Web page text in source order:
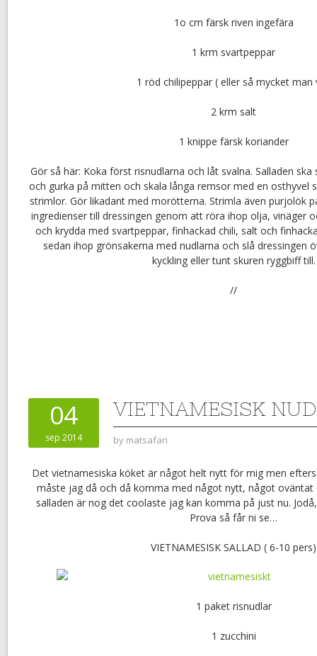
1o cm färsk riven ingefära
1 krm svartpeppar
1 röd chilipeppar ( eller så mycket man
2 krm salt
1 knippe färsk koriander
Gör så här: Koka först risnudlarna och låt svalna. Salladen ska
och gurka på mitten och skala långa remsor med en osthyvel
strimlor. Gör likadant med morötterna. Strimla även purjolök
ingredienser till dressingen genom att röra ihop olja, vinäger
och krydda med svartpeppar, finhackad chili, salt och
sedan ihop grönsakerna med nudlarna och slå dressingen
kyckling eller tunt skuren ryggbiff till.
//
04
sep 2014
VIETNAMESISK
by matsafari
Det vietnamesiska köket är något helt nytt för mig men
måste jag då och då komma med något nytt, något
salladen är nog det coolaste jag kan komma på just nu.
Prova så får ni se…
VIETNAMESISK SALLAD ( 6-10 pers)
1 paket risnudlar
1 zucchini